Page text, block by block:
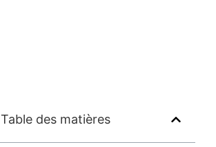
Table des matières